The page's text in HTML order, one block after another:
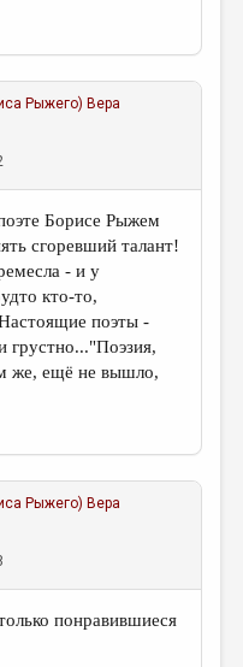
Рыжего) Вера
Борисе Рыжем
сгоревший талант!
- и у
кто-то,
поэты -
грустно..."Поэзия,
же, ещё не вышло,
Рыжего) Вера
понравившиеся